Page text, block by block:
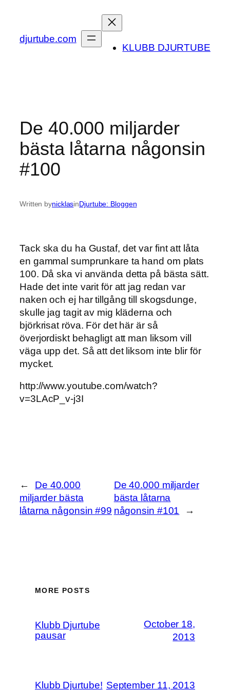
content
djurtube.com
KLUBB DJURTUBE
De 40.000 miljarder
bästa låtarna någonsin
#100
Written bynicklasinDjurtube: Bloggen
Tack ska du ha Gustaf, det var fint att låta
en gammal sumprunkare ta hand om plats
100. Då ska vi använda detta på bästa sätt.
Hade det inte varit för att jag redan var
naken och ej har tillgång till skogsdunge,
skulle jag tagit av mig kläderna och
björkrisat röva. För det här är så
överjordiskt behagligt att man liksom vill
väga upp det. Så att det liksom inte blir för
mycket.
http://www.youtube.com/watch?
v=3LAcP_v-j3I
←
De 40.000
miljarder bästa
låtarna någonsin #99
De 40.000 miljarder
bästa låtarna
någonsin #101
→
MORE POSTS
Klubb Djurtube
pausar
October 18,
2013
Klubb Djurtube! September 11, 2013